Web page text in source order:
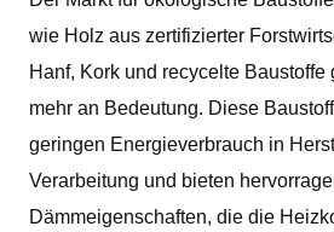
wie Holz aus zertifizierter
Hanf, Kork und recycelte Baustoffe
mehr an Bedeutung. Diese
geringen Energieverbrauch in
Verarbeitung und bieten
Dämmeigenschaften, die die